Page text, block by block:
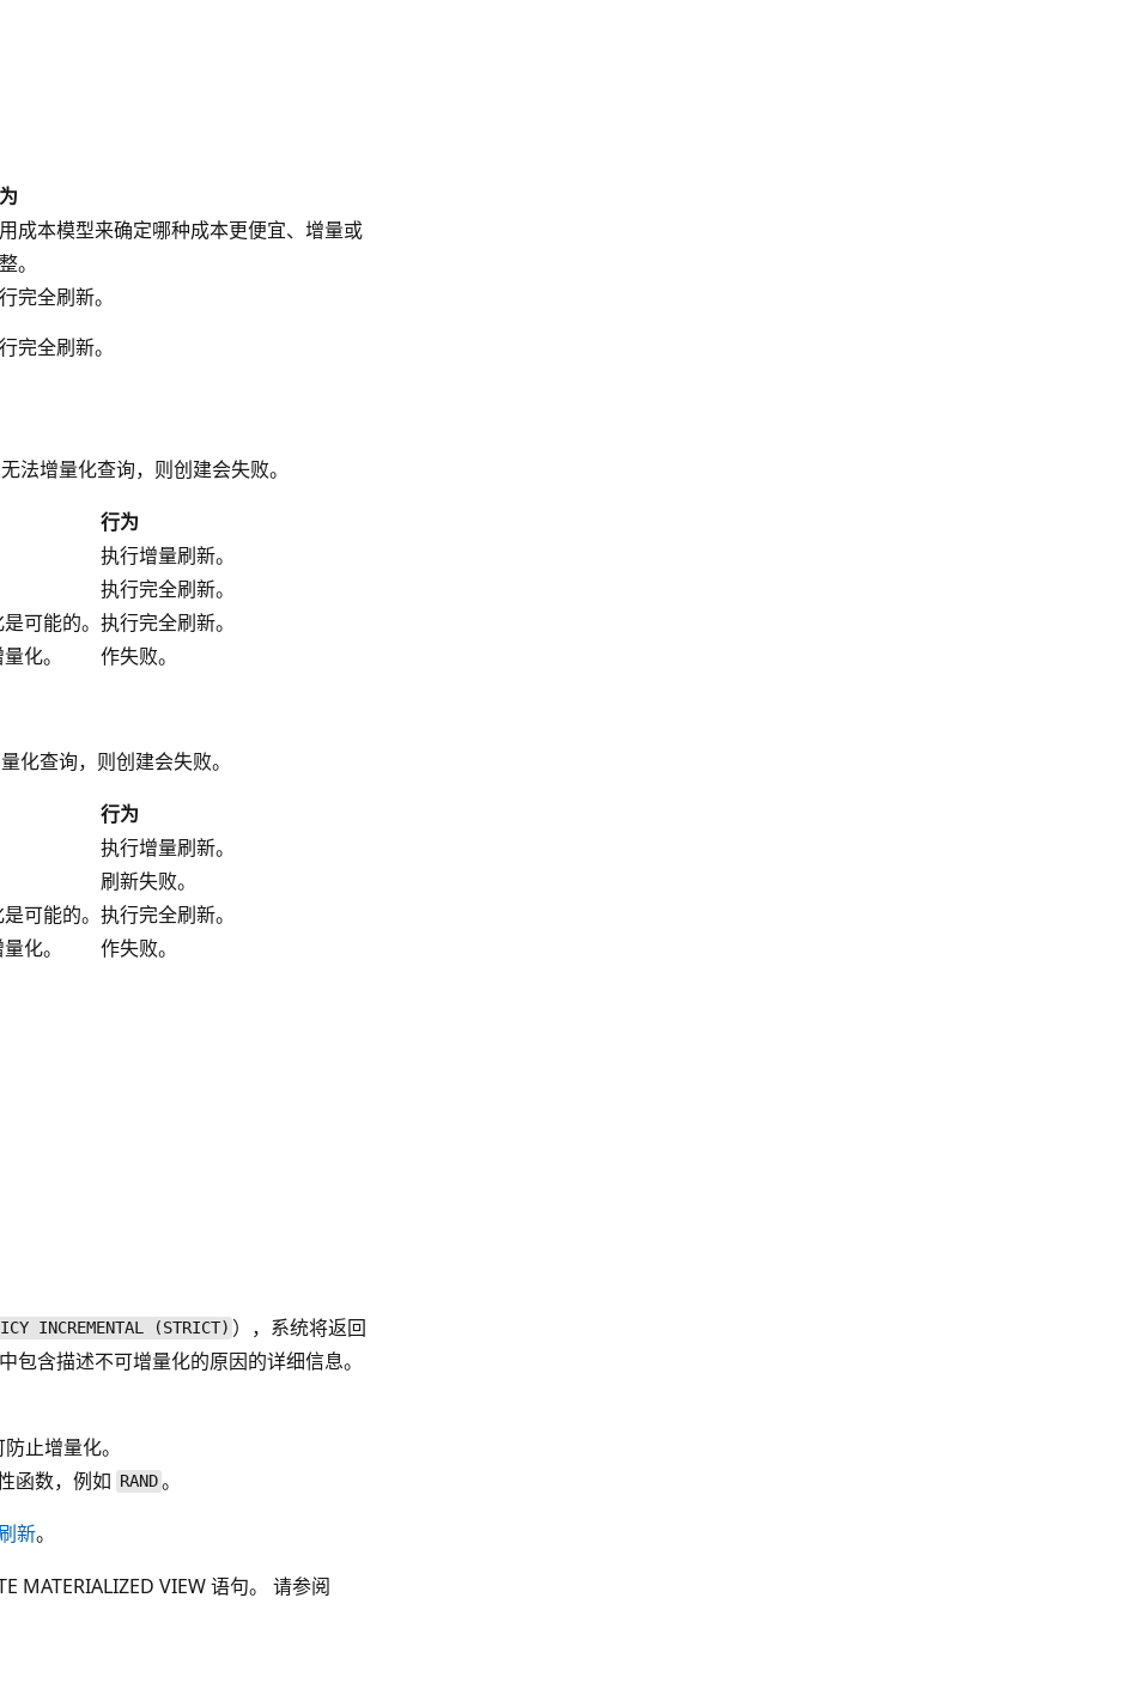
成本模型来确定哪种成本更便宜、增量或
。
完全刷新。
完全刷新。
法增量化查询，则创建会失败。
行为
执行增量刷新。
执行完全刷新。
可能的。 执行完全刷新。
化。
作失败。
化查询，则创建会失败。
行为
执行增量刷新。
刷新失败。
可能的。 执行完全刷新。
化。
作失败。
INCREMENTAL (STRICT) ），系统将返回
包含描述不可增量化的原因的详细信息。
止增量化。
函数，例如 RAND。
新。
MATERIALIZED VIEW 语句。 请参阅